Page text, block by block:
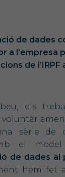
de dades
a l’empresa
de l’IRPF
els
sèrie de
el
de dades al
hem fet